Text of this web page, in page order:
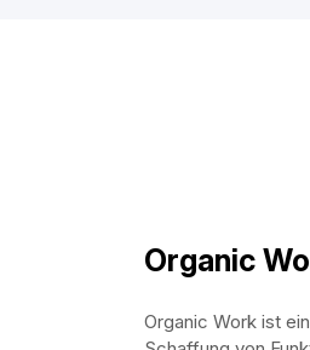
Organic
Organic Work ist